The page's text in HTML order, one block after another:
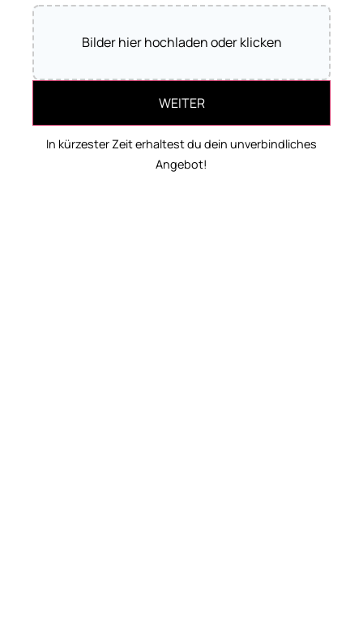
Bilder hier hochladen oder klicken
WEITER
In kürzester Zeit erhaltest du dein unverbindliches
Angebot!